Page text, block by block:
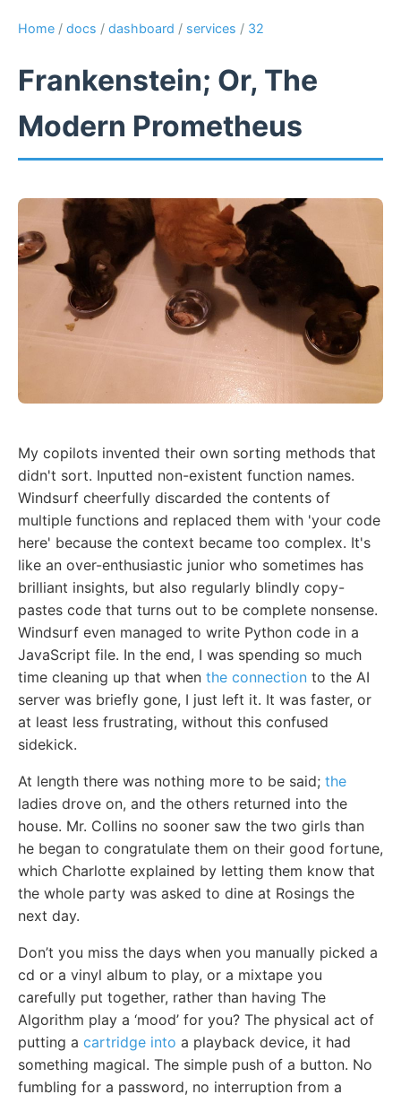
Home / docs / dashboard / services / 32
Frankenstein; Or, The
Modern Prometheus
My copilots invented their own sorting methods that
didn't sort. Inputted non-existent function names.
Windsurf cheerfully discarded the contents of
multiple functions and replaced them with 'your code
here' because the context became too complex. It's
like an over-enthusiastic junior who sometimes has
brilliant insights, but also regularly blindly copy-
pastes code that turns out to be complete nonsense.
Windsurf even managed to write Python code in a
JavaScript file. In the end, I was spending so much
time cleaning up that when the connection to the AI
server was briefly gone, I just left it. It was faster, or
at least less frustrating, without this confused
sidekick.
At length there was nothing more to be said; the
ladies drove on, and the others returned into the
house. Mr. Collins no sooner saw the two girls than
he began to congratulate them on their good fortune,
which Charlotte explained by letting them know that
the whole party was asked to dine at Rosings the
next day.
Don’t you miss the days when you manually picked a
cd or a vinyl album to play, or a mixtape you
carefully put together, rather than having The
Algorithm play a ‘mood’ for you? The physical act of
putting a cartridge into a playback device, it had
something magical. The simple push of a button. No
fumbling for a password, no interruption from a